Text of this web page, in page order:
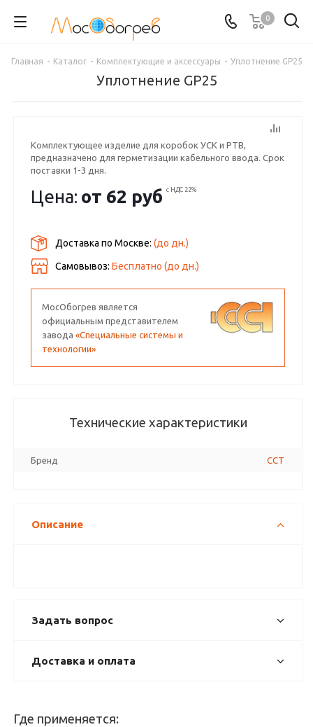
0
Главная - Каталог - Комплектующие и аксессуары - Уплотнение GP25
Уплотнение GP25
Комплектующее изделие для коробок УСК и РТВ,
предназначено для герметизации кабельного ввода. Срок
поставки 1-3 дня.
Цена: от 62 руб с НДС 22%
Доставка по Москве:(до дн.)
Самовывоз:Бесплатно (до дн.)
МосОбогрев является
официальным представителем
завода«Специальные системы и
технологии»
Технические характеристики
Бренд ССТ
Описание
Задать вопрос
Доставка и оплата
Где применяется: